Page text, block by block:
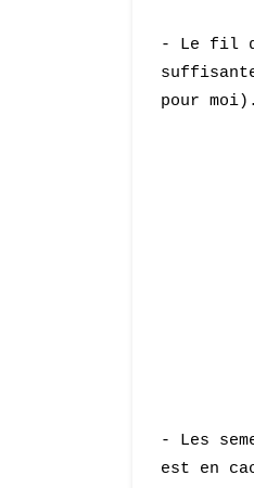
- Le fil
pour moi).
- Les
est en